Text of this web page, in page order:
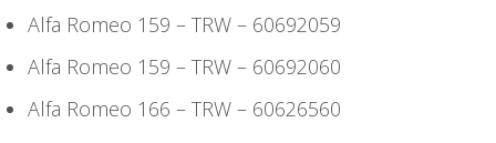
Alfa Romeo 159 – TRW – 60692059
Alfa Romeo 159 – TRW – 60692060
Alfa Romeo 166 – TRW – 60626560